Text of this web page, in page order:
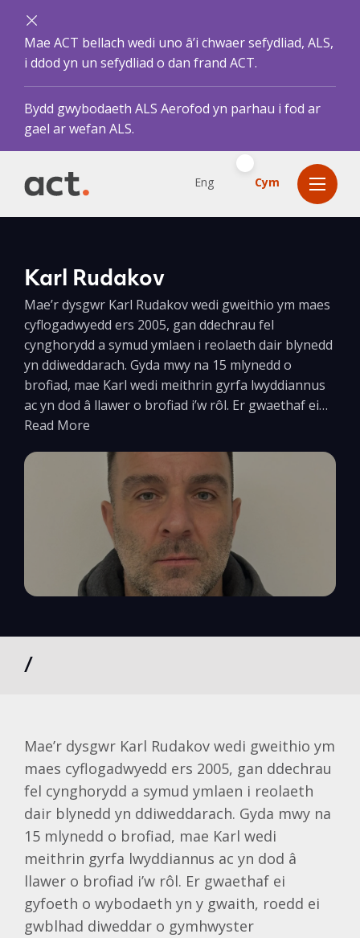
Mae ACT bellach wedi uno â’i chwaer sefydliad, ALS,
i ddod yn un sefydliad o dan frand ACT.
Bydd gwybodaeth ALS Aerofod yn parhau i fod ar
gael ar wefan ALS.
Eng Cym
Karl Rudakov
Mae’r dysgwr Karl Rudakov wedi gweithio ym maes
cyflogadwyedd ers 2005, gan ddechrau fel
cynghorydd a symud ymlaen i reolaeth dair blynedd
yn ddiweddarach. Gyda mwy na 15 mlynedd o
brofiad, mae Karl wedi meithrin gyrfa lwyddiannus
ac yn dod â llawer o brofiad i’w rôl. Er gwaethaf ei…
Read More
/
Mae’r dysgwr Karl Rudakov wedi gweithio ym
maes cyflogadwyedd ers 2005, gan ddechrau
fel cynghorydd a symud ymlaen i reolaeth
dair blynedd yn ddiweddarach. Gyda mwy na
15 mlynedd o brofiad, mae Karl wedi
meithrin gyrfa lwyddiannus ac yn dod â
llawer o brofiad i’w rôl. Er gwaethaf ei
gyfoeth o wybodaeth yn y gwaith, roedd ei
gwblhad diweddar o gymhwyster